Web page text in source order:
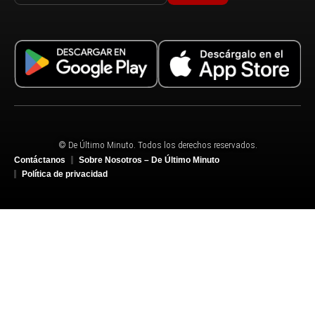
© De Último Minuto. Todos los derechos reservados.
Contáctanos
Sobre Nosotros – De Último Minuto
Política de privacidad